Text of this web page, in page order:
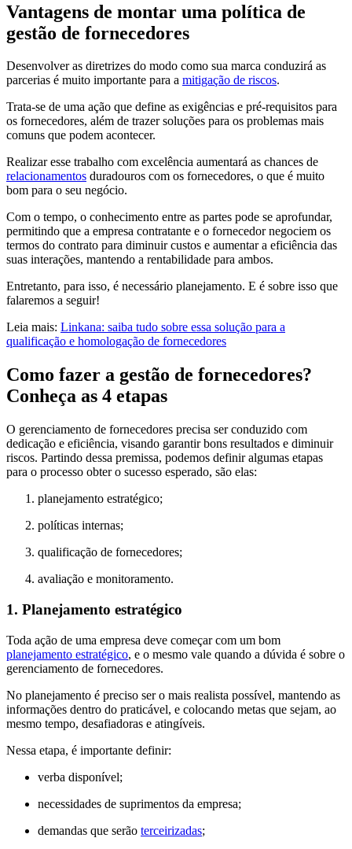
Vantagens de montar uma política de
gestão de fornecedores
Desenvolver as diretrizes do modo como sua marca conduzirá as
parcerias é muito importante para a mitigação de riscos.
Trata-se de uma ação que define as exigências e pré-requisitos para
os fornecedores, além de trazer soluções para os problemas mais
comuns que podem acontecer.
Realizar esse trabalho com excelência aumentará as chances de
relacionamentos duradouros com os fornecedores, o que é muito
bom para o seu negócio.
Com o tempo, o conhecimento entre as partes pode se aprofundar,
permitindo que a empresa contratante e o fornecedor negociem os
termos do contrato para diminuir custos e aumentar a eficiência das
suas interações, mantendo a rentabilidade para ambos.
Entretanto, para isso, é necessário planejamento. E é sobre isso que
falaremos a seguir!
Leia mais: Linkana: saiba tudo sobre essa solução para a
qualificação e homologação de fornecedores
Como fazer a gestão de fornecedores?
Conheça as 4 etapas
O gerenciamento de fornecedores precisa ser conduzido com
dedicação e eficiência, visando garantir bons resultados e diminuir
riscos. Partindo dessa premissa, podemos definir algumas etapas
para o processo obter o sucesso esperado, são elas:
planejamento estratégico;
políticas internas;
qualificação de fornecedores;
avaliação e monitoramento.
1. Planejamento estratégico
Toda ação de uma empresa deve começar com um bom
planejamento estratégico, e o mesmo vale quando a dúvida é sobre o
gerenciamento de fornecedores.
No planejamento é preciso ser o mais realista possível, mantendo as
informações dentro do praticável, e colocando metas que sejam, ao
mesmo tempo, desafiadoras e atingíveis.
Nessa etapa, é importante definir:
verba disponível;
necessidades de suprimentos da empresa;
demandas que serão terceirizadas;